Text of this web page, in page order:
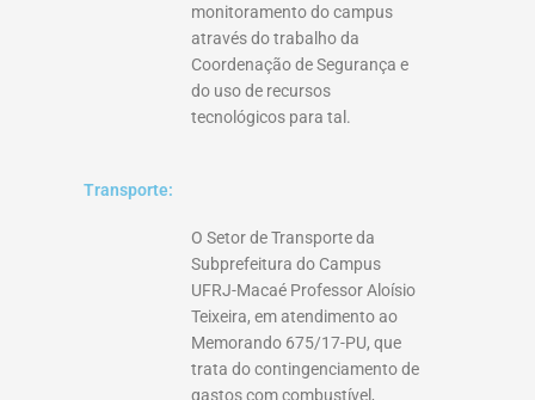
monitoramento do campus
através do trabalho da
Coordenação de Segurança e
do uso de recursos
tecnológicos para tal.
Transporte:
O Setor de Transporte da
Subprefeitura do Campus
UFRJ-Macaé Professor Aloísio
Teixeira, em atendimento ao
Memorando 675/17-PU, que
trata do contingenciamento de
gastos com combustível,